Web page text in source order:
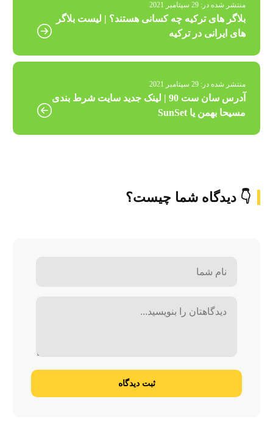
منتشر شده در: 29 سپتامبر 2021
بلاگر های ترکیه چه کسانی هستند؟ | لیست بلاگر
های ایرانی در ترکیه
منتشر شده در: 29 سپتامبر 2021
آدرس سان ست 90 | لینک جدید سایت شرط بندی
مسیحا بهمن یا SunSet
👇 دیدگاه شما چیست؟
ثبت دیدگاه